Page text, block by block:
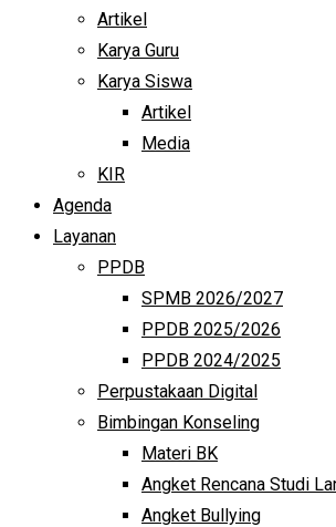
Artikel
Karya Guru
Karya Siswa
Artikel
Media
KIR
Agenda
Layanan
PPDB
SPMB 2026/2027
PPDB 2025/2026
PPDB 2024/2025
Perpustakaan Digital
Bimbingan Konseling
Materi BK
Angket Rencana Studi
Angket Bullying